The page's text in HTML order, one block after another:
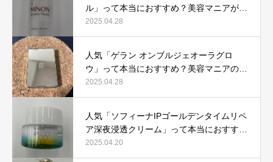
ル」って本当におすすめ？美容マニアが実
際使用して口コミを検証！
2025.04.28
人気「ゲラン オンブルジェオーラグロ
ウ」って本当におすすめ？美容マニアの私
が実際使用して、口コミを検証！
2025.04.28
人気「ソフィーナIPゴールデンタイムリペ
ア深夜浸透クリーム」って本当におすす
め？美容マニアが実際使用して口コミを検
証！
2025.04.20